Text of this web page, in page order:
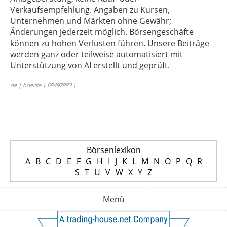
Verkaufsempfehlung. Angaben zu Kursen,
Unternehmen und Märkten ohne Gewähr;
Änderungen jederzeit möglich. Börsengeschäfte
können zu hohen Verlusten führen. Unsere Beiträge
werden ganz oder teilweise automatisiert mit
Unterstützung von AI erstellt und geprüft.
de | boerse | 68497883 |
Börsenlexikon
A B C D E F G H I J K L M N O P Q R
S T U V W X Y Z
Menü